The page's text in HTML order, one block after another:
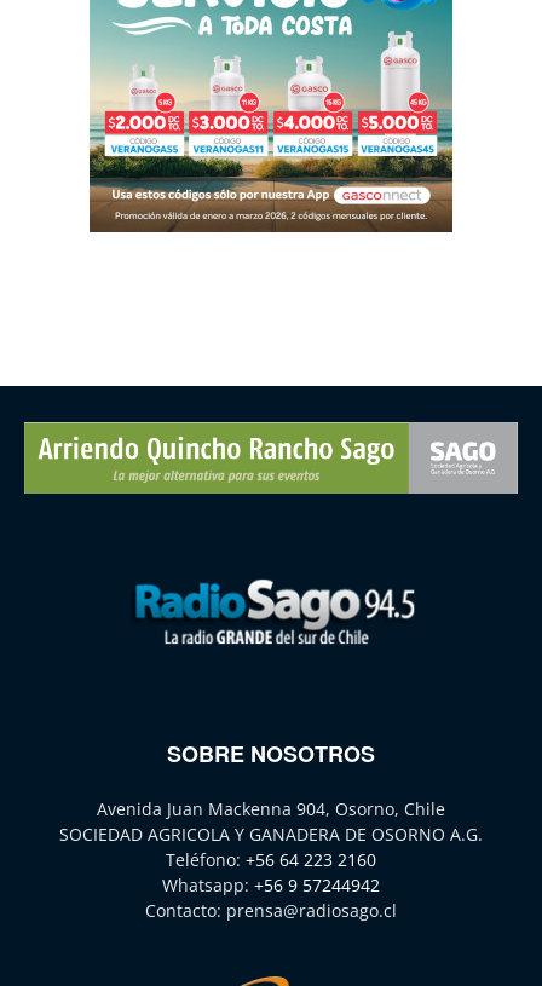
SOBRE NOSOTROS
Avenida Juan Mackenna 904, Osorno, Chile
SOCIEDAD AGRICOLA Y GANADERA DE OSORNO A.G.
Teléfono: +56 64 223 2160
Whatsapp: +56 9 57244942
Contacto: prensa@radiosago.cl